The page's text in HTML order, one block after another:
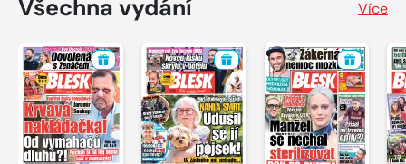
Všechna vydání Více